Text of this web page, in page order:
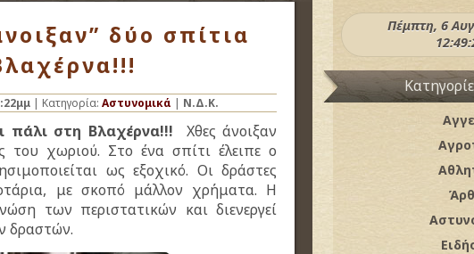
δύο σπίτια
| Κατηγορία: Αστυνομικά | Ν.Δ.Κ.
πάλι στη Βλαχέρνα!!!
Χθες άνοιξαν
χωριού. Στο ένα σπίτι έλειπε ο
ως εξοχικό. Οι δράστες
με σκοπό μάλλον χρήματα. Η
των περιστατικών και διενεργεί
δραστών.
Πέμπτη, 6